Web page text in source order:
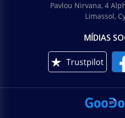
Pavlou Nirvana, 4
Limassol,
MÍDIAS
Trustpilot